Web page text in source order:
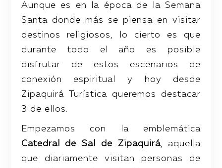
Aunque es en la época de la Semana
Santa donde más se piensa en visitar
destinos religiosos, lo cierto es que
durante todo el año es posible
disfrutar de estos escenarios de
conexión espiritual y hoy desde
Zipaquirá Turística queremos destacar
3 de ellos.
Empezamos con la emblemática
Catedral de Sal de Zipaquirá, aquella
que diariamente visitan personas de